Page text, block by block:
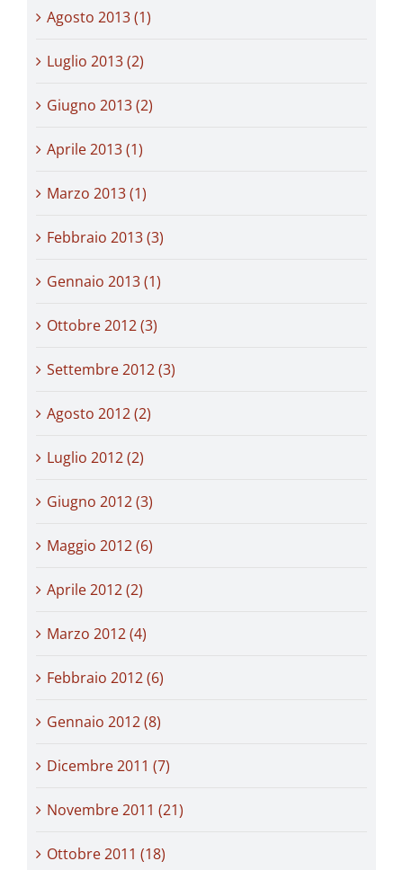
Agosto 2013 (1)
Luglio 2013 (2)
Giugno 2013 (2)
Aprile 2013 (1)
Marzo 2013 (1)
Febbraio 2013 (3)
Gennaio 2013 (1)
Ottobre 2012 (3)
Settembre 2012 (3)
Agosto 2012 (2)
Luglio 2012 (2)
Giugno 2012 (3)
Maggio 2012 (6)
Aprile 2012 (2)
Marzo 2012 (4)
Febbraio 2012 (6)
Gennaio 2012 (8)
Dicembre 2011 (7)
Novembre 2011 (21)
Ottobre 2011 (18)